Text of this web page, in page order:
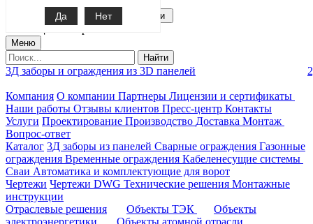
Да Нет
8-343-287-92-92
Связаться с нами
позиции товаров
Меню
Найти
3Д заборы и ограждения из 3D панелей
Компания О компании Партнеры Лицензии и сертификаты
Наши работы Отзывы клиентов Пресс-центр Контакты
Услуги Проектирование Производство Доставка Монтаж
Вопрос-ответ
Каталог 3Д заборы из панелей Сварные ограждения Газонные
ограждения Временные ограждения Кабеленесущие системы
Cваи Автоматика и комплектующие для ворот
Чертежи Чертежи DWG Технические решения Монтажные
инструкции
Отраслевые решения
Объекты ТЭК
Объекты
электроэнергетики
Объекты атомной отрасли